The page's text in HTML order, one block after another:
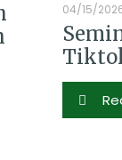
04/15/